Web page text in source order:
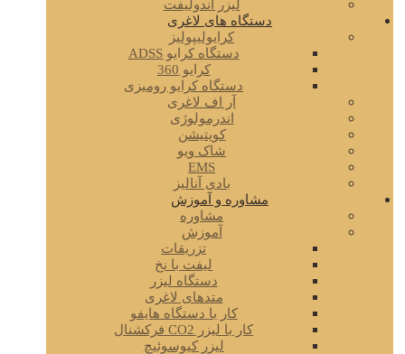
لیزر اندولیفت
دستگاه های لاغری
کرایولیپولیز
دستگاه کرایو ADSS
کرایو 360
دستگاه کرایو رومیزی
آر اف لاغری
اندرمولوژی
کویتیشن
شاک ویو
EMS
بادی آنالیز
مشاوره و آموزش
مشاوره
آموزش
تزریقات
لیفت با نخ
دستگاه لیزر
متدهای لاغری
کار با دستگاه هایفو
کار با لیزر CO2 فرکشنال
لیزر کیوسوئیچ